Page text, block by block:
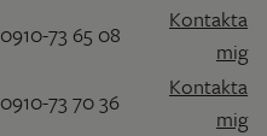
0910-73 65 08
Kontakta
mig
0910-73 70 36
Kontakta
mig